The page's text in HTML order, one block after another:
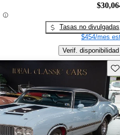
Tasas no divulgadas
$454/mes
Verif. disponibilidad